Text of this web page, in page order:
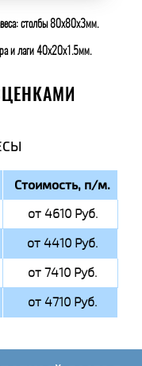
столбы 80х80х3мм.
и лаги 40х20х1.5мм.
Стоимость, п/м.
от 4610 Руб.
от 4410 Руб.
от 7410 Руб.
от 4710 Руб.